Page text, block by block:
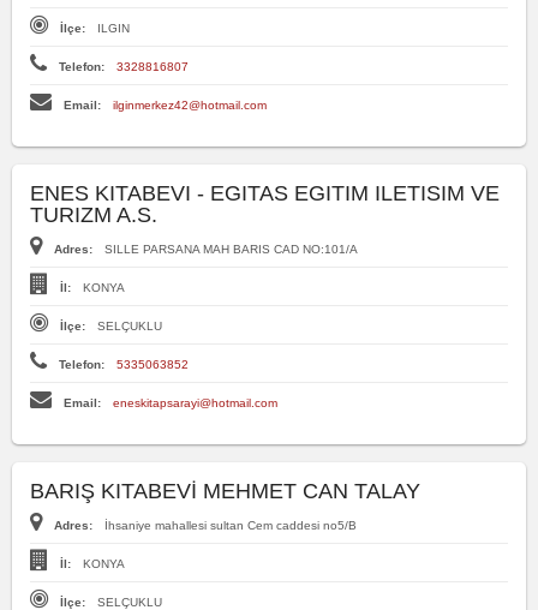
İlçe: ILGIN
Telefon: 3328816807
Email: ilginmerkez42@hotmail.com
ENES KITABEVI - EGITAS EGITIM ILETISIM VE
TURIZM A.S.
Adres: SILLE PARSANA MAH BARIS CAD NO:101/A
İl: KONYA
İlçe: SELÇUKLU
Telefon: 5335063852
Email: eneskitapsarayi@hotmail.com
BARIŞ KITABEVİ MEHMET CAN TALAY
Adres: İhsaniye mahallesi sultan Cem caddesi no5/B
İl: KONYA
İlçe: SELÇUKLU